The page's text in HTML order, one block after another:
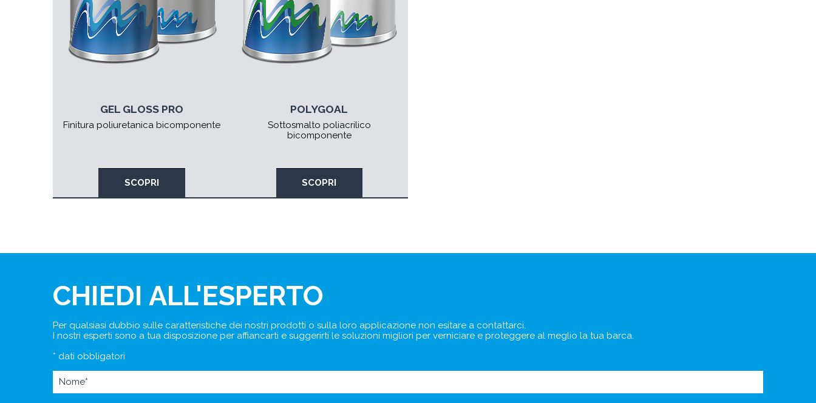
GEL GLOSS PRO
Finitura poliuretanica bicomponente
SCOPRI
POLYGOAL
Sottosmalto poliacrilico
bicomponente
SCOPRI
CHIEDI ALL'ESPERTO
Per qualsiasi dubbio sulle caratteristiche dei nostri prodotti o sulla loro applicazione non esitare a contattarci.
I nostri esperti sono a tua disposizione per affiancarti e suggerirti le soluzioni migliori per verniciare e proteggere al meglio la tua barca.
* dati obbligatori